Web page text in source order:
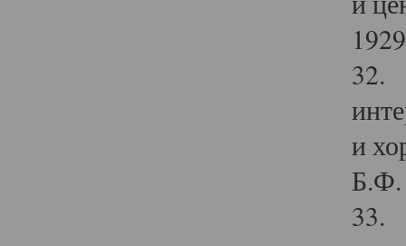
32.
и
Б.Ф.
33.